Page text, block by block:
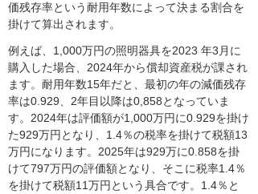
価残存率という耐用年数によって決まる割合を
掛けて算出されます。
例えば、1,000万円の照明器具を2023 年3月に
購入した場合、2024年から償却資産税が課され
ます。耐用年数15年だと、最初の年の減価残存
率は0.929、2年目以降は0,858となっていま
す。2024年は評価額が1,000万円に0.929を掛け
た929万円となり、1.4％の税率を掛けて税額13
万円になります。2025年は929万に0.858を掛
けて797万円の評価額となり、そこに税率1.4％
を掛けて税額11万円という具合です。1.4％と